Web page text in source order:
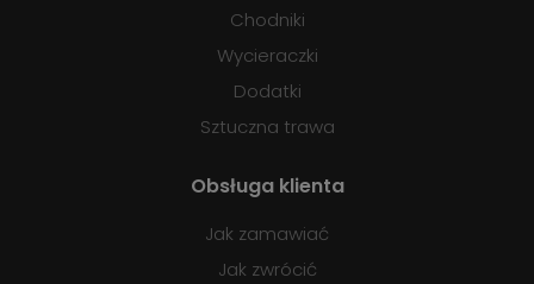
Chodniki
Wycieraczki
Dodatki
Sztuczna trawa
Obsługa klienta
Jak zamawiać
Jak zwrócić